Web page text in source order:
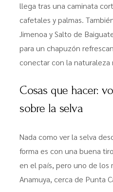
llega tras una caminata
cafetales y palmas.
Jimenoa y Salto de
para un chapuzón
conectar con la naturaleza
Cosas que hacer:
sobre la selva
Nada como ver la selva
forma es con una buena
en el país, pero uno de los
Anamuya, cerca de Punta